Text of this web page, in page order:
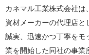
カネマル工業株式会社
資材メーカーの代理店と
誠実、迅速かつ丁寧をモ
業を開始した同社の事業